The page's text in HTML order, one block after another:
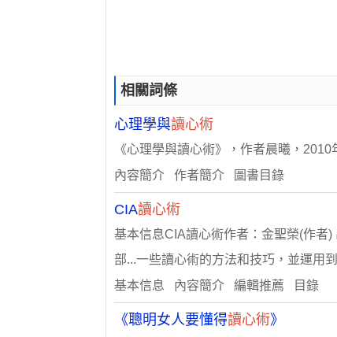
相關詞條
心理學與讀心術
《心理學與讀心術》，作者晨曦，
內容簡介 作者簡介 圖書目錄
CIA讀心術
基本信息CIA讀心術作者：金聖榮(作者
部...一些讀心術的方法和技巧，並運用
基本信息 內容簡介 編輯推薦 目錄
《聰明女人要懂得讀心術》